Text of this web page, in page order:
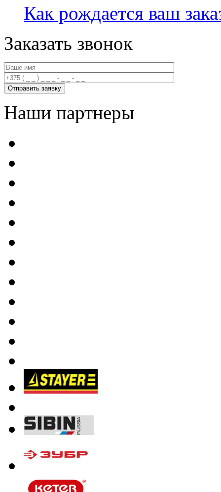
Как рождается ваш
Заказать звонок
Наши партнеры